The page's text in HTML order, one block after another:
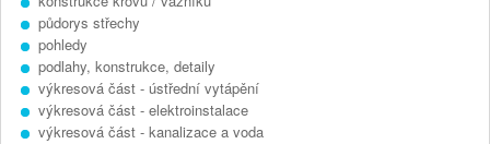
půdorys střechy
pohledy
podlahy, konstrukce, detaily
výkresová část - ústřední vytápění
výkresová část - elektroinstalace
výkresová část - kanalizace a voda